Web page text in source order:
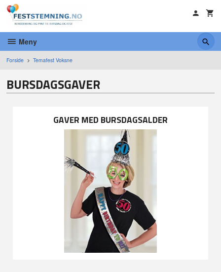
Gå
innholdet
Meny
Forside Temafest Voksne
BURSDAGSGAVER
GAVER MED BURSDAGSALDER